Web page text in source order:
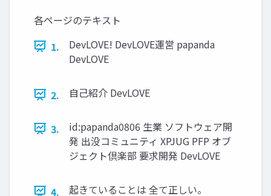
各ページのテキスト
1.
DevLOVE! DevLOVE運営 papanda
DevLOVE
2. 自己紹介 DevLOVE
3.
id:papanda0806 生業 ソフトウェア開
発 出没コミュニティ XPJUG PFP オブ
ジェクト倶楽部 要求開発 DevLOVE
4.
起きていることは 全て正しい。